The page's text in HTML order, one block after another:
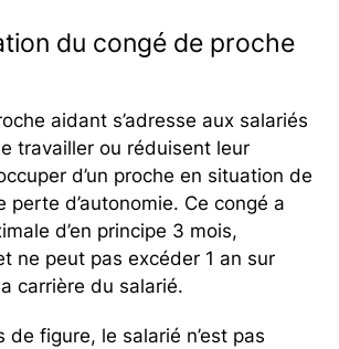
du congé de proche
aidant s’adresse aux salariés
travailler ou réduisent leur
d’un proche en situation de
perte d’autonomie. Ce congé a
d’en principe 3 mois,
ne peut pas excéder 1 an sur
carrière du salarié.
de figure, le salarié n’est pas